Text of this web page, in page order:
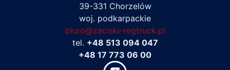
39-331 Chorzelów
woj. podkarpackie
biuro@zaciski-regtruck.pl
tel. +48 513 094 047
+48 17 773 06 00